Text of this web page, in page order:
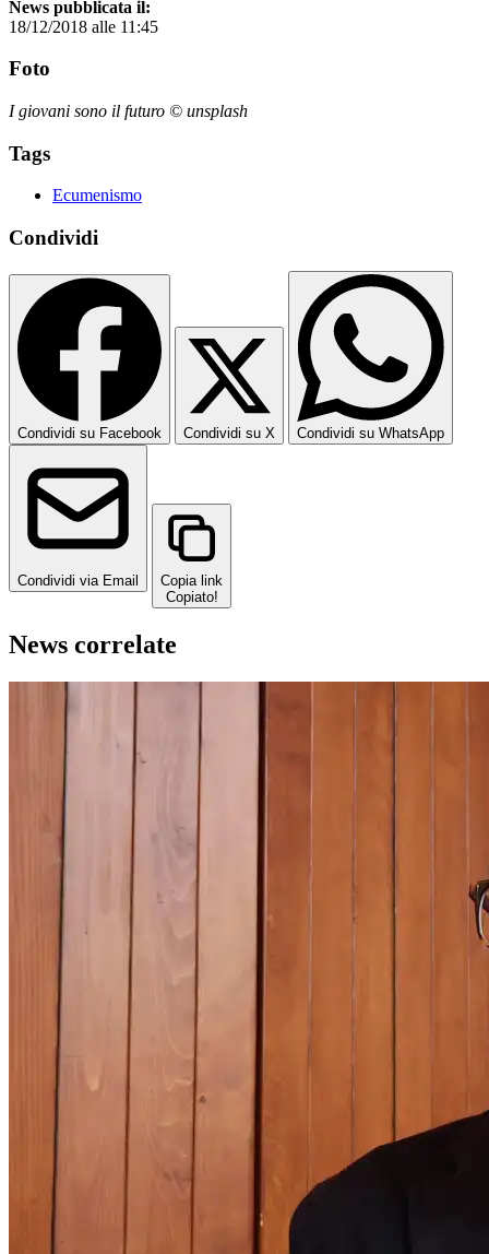
News pubblicata il:
18/12/2018 alle 11:45
Foto
I giovani sono il futuro © unsplash
Tags
Ecumenismo
Condividi
Condividi su Facebook Condividi su X Condividi su WhatsApp
Condividi via Email
Copia link
Copiato!
News correlate